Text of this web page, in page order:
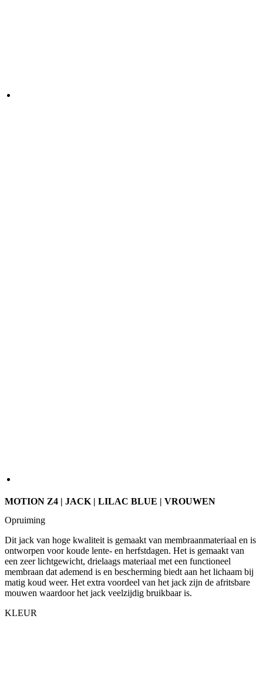
MOTION Z4 | JACK | LILAC BLUE | VROUWEN
Opruiming
Dit jack van hoge kwaliteit is gemaakt van membraanmateriaal en is
ontworpen voor koude lente- en herfstdagen. Het is gemaakt van
een zeer lichtgewicht, drielaags materiaal met een functioneel
membraan dat ademend is en bescherming biedt aan het lichaam bij
matig koud weer. Het extra voordeel van het jack zijn de afritsbare
mouwen waardoor het jack veelzijdig bruikbaar is.
KLEUR